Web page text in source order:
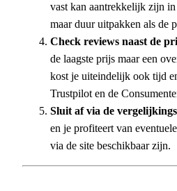
vast kan aantrekkelijk zijn
maar duur uitpakken als de
Check reviews naast de
de laagste prijs maar een
kost je uiteindelijk ook tijd
Trustpilot en de
Sluit af via de
en je profiteert van
via de site beschikbaar zijn.